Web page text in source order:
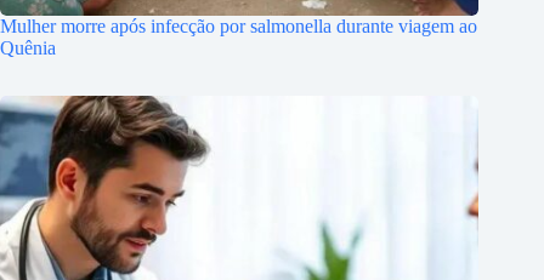
Mulher morre após infecção por salmonella durante viagem ao
Quênia